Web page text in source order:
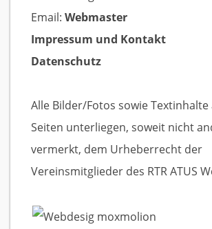
Email: Webmaster
Impressum und Kontakt
Datenschutz
Alle Bilder/Fotos sowie Textinhalte
Seiten unterliegen, soweit nicht
vermerkt, dem Urheberrecht der
Vereinsmitglieder des RTR ATUS